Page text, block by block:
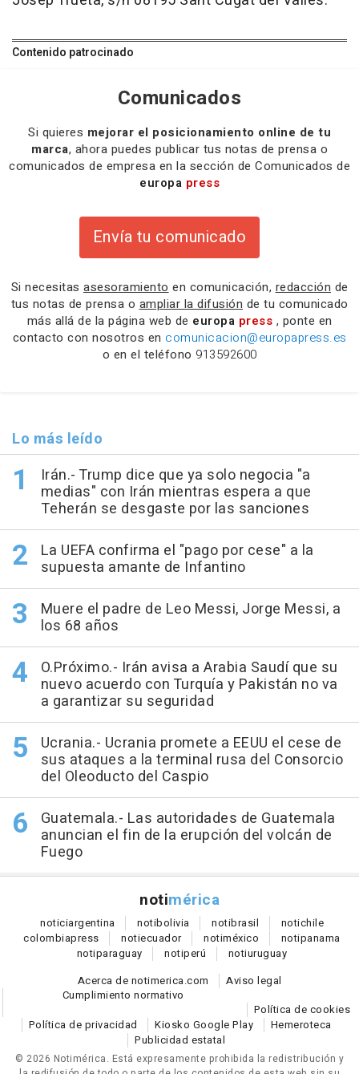
Contenido patrocinado
Comunicados
Si quieres mejorar el posicionamiento online de tu
marca, ahora puedes publicar tus notas de prensa o
comunicados de empresa en la sección de Comunicados de
europa press
Envía tu comunicado
Si necesitas asesoramiento en comunicación, redacción de
tus notas de prensa o ampliar la difusión de tu comunicado
más allá de la página web de europa press , ponte en
contacto con nosotros en comunicacion@europapress.es
o en el teléfono 913592600
Lo más leído
Irán.- Trump dice que ya solo negocia "a
medias" con Irán mientras espera a que
Teherán se desgaste por las sanciones
La UEFA confirma el "pago por cese" a la
supuesta amante de Infantino
Muere el padre de Leo Messi, Jorge Messi, a
los 68 años
O.Próximo.- Irán avisa a Arabia Saudí que su
nuevo acuerdo con Turquía y Pakistán no va
a garantizar su seguridad
Ucrania.- Ucrania promete a EEUU el cese de
sus ataques a la terminal rusa del Consorcio
del Oleoducto del Caspio
Guatemala.- Las autoridades de Guatemala
anuncian el fin de la erupción del volcán de
Fuego
notimérica
noticiargentina notibolivia notibrasil notichile
colombiapress notiecuador notiméxico notipanama
notiparaguay notiperú notiuruguay
Acerca de notimerica.com
Aviso legal
Cumplimiento normativo
Política de cookies
Política de privacidad
Kiosko Google Play
Hemeroteca
Publicidad estatal
© 2026 Notimérica. Está expresamente prohibida la redistribución y